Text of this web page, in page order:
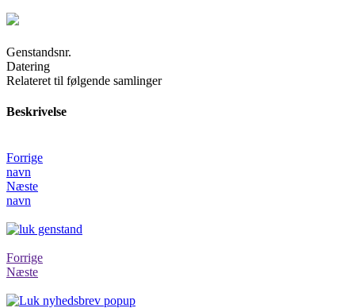
Genstandsnr.
Datering
Relateret til følgende samlinger
Beskrivelse
Forrige
navn
Næste
navn
Forrige
Næste